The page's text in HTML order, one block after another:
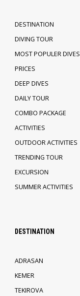
DESTINATION
DIVING TOUR
MOST POPULER DIVES
PRICES
DEEP DIVES
DAILY TOUR
COMBO PACKAGE
ACTIVITIES
OUTDOOR ACTIVITIES
TRENDING TOUR
EXCURSION
SUMMER ACTIVITIES
DESTINATION
ADRASAN
KEMER
TEKIROVA